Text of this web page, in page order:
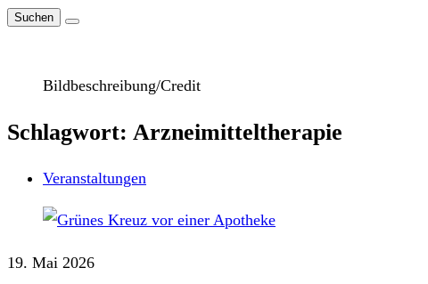
Bildbeschreibung/Credit
Schlagwort: Arzneimitteltherapie
Veranstaltungen
19. Mai 2026